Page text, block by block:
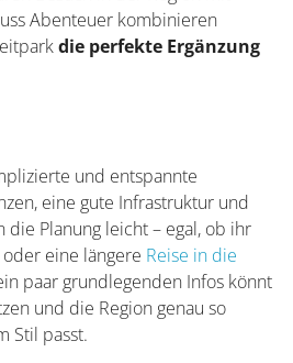
Abenteuer kombinieren
die perfekte Ergänzung
und entspannte
eine gute Infrastruktur und
die Planung leicht – egal, ob ihr
eine längere Reise in die
paar grundlegenden Infos könnt
und die Region genau so
Stil passt.